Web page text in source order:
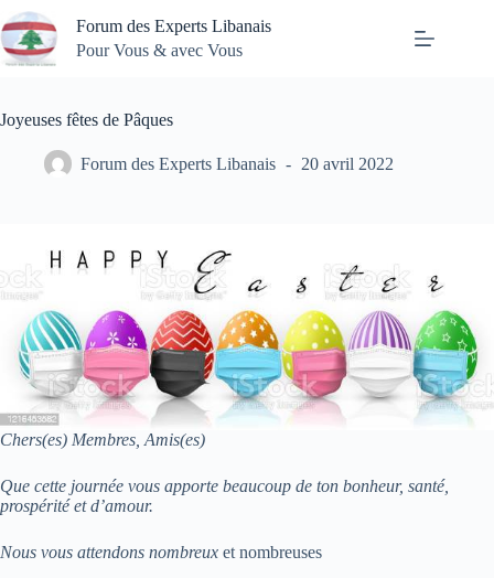
Passer
au
contenu
Forum des Experts Libanais
Pour Vous & avec Vous
Joyeuses fêtes de Pâques
Forum des Experts Libanais 20 avril 2022
Chers(es) Membres, Amis(es)
Que cette journée vous apporte beaucoup de ton bonheur, santé,
prospérité et d’amour.
Nous vous attendons nombreux et nombreuses